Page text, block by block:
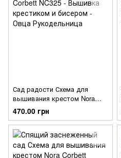
Сад радости Схема для
вышивания крестом Nora
Corbett NC325
470.00 грн